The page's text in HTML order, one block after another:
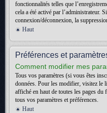
fonctionnalités telles que
cela a été activé par l’administrateur.
connexion/déconnexion, la
Haut
Préférences et
Comment modifier mes
Tous vos paramètres (si vous êtes
données. Pour les modifier, visitez le
affiché en haut de toutes les pages
tous vos paramètres et préférences.
Haut